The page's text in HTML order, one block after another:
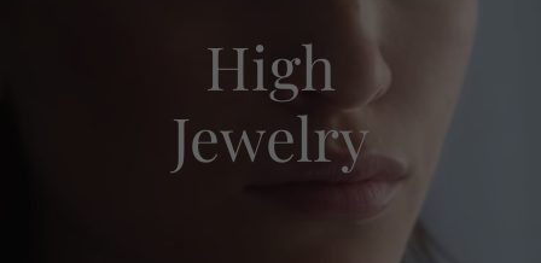
High
Jewelry